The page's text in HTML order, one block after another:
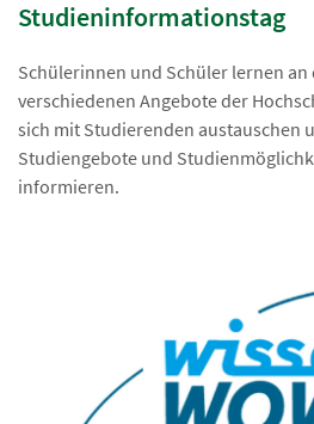
Studieninformationstag
Schülerinnen und Schüler lernen an
verschiedenen Angebote der
sich mit Studierenden austauschen
Studiengebote und
informieren.